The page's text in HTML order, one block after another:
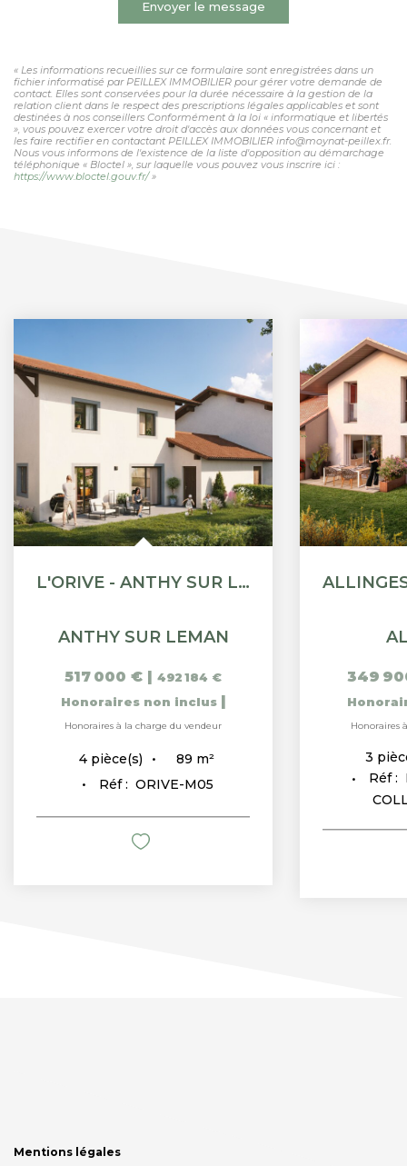
Envoyer le message
« Les informations recueillies sur ce formulaire sont enregistrées dans un
fichier informatisé par PEILLEX IMMOBILIER pour gérer votre demande de
contact. Elles sont conservées pour la durée nécessaire à la gestion de la
relation client dans le respect des prescriptions légales applicables et sont
destinées à nos conseillers Conformément à la loi « informatique et libertés
», vous pouvez exercer votre droit d'accès aux données vous concernant et
les faire rectifier en contactant PEILLEX IMMOBILIER info@moynat-peillex.fr.
Nous vous informons de l'existence de la liste d'opposition au démarchage
téléphonique « Bloctel », sur laquelle vous pouvez vous inscrire ici :
https://www.bloctel.gouv.fr/»
L'ORIVE - ANTHY SUR LÉMAN - MAISON 4 PIÈCES DE 88.5M²
ANTHY SUR LEMAN
517 000 € | 492 184 €
Honoraires non inclus |
Honoraires à la charge du vendeur
4 pièce(s) 89 m²
Réf : ORIVE-M05
349
Honoraires
3
Réf :
Mentions légales